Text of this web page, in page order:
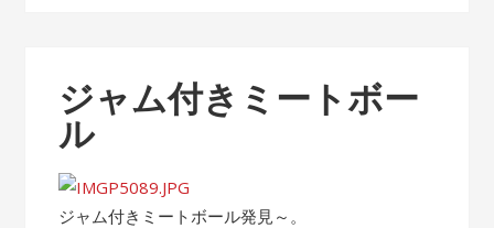
ジャム付きミートボー
ル
ジャム付きミートボール発見～。